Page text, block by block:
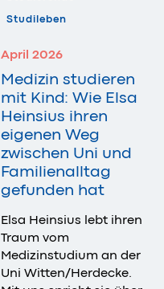
Studileben
April 2026
Medizin studieren
mit Kind: Wie Elsa
Heinsius ihren
eigenen Weg
zwischen Uni und
Familienalltag
gefunden hat
Elsa Heinsius lebt ihren
Traum vom
Medizinstudium an der
Uni Witten/Herdecke.